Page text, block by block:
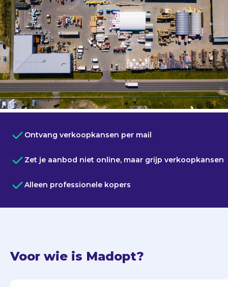
Ontvang verkoopkansen per mail
Zet je aanbod niet online, maar grijp verkoopkansen
Alleen professionele kopers
Voor wie is Madopt?